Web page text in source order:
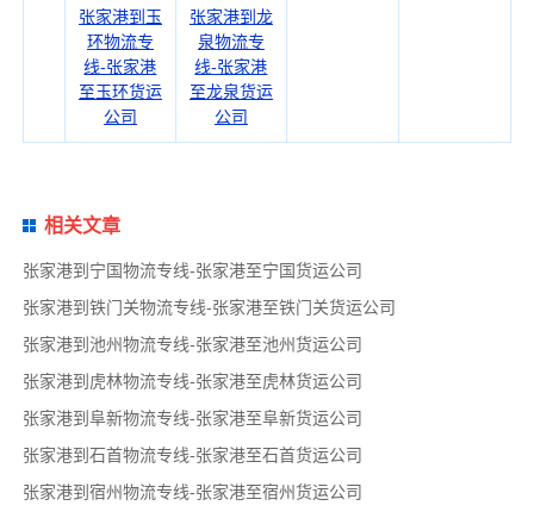
张家港到玉
环物流专
线-张家港
至玉环货运
公司
张家港到龙
泉物流专
线-张家港
至龙泉货运
公司
相关文章
张家港到宁国物流专线-张家港至宁国货运公司
张家港到铁门关物流专线-张家港至铁门关货运公司
张家港到池州物流专线-张家港至池州货运公司
张家港到虎林物流专线-张家港至虎林货运公司
张家港到阜新物流专线-张家港至阜新货运公司
张家港到石首物流专线-张家港至石首货运公司
张家港到宿州物流专线-张家港至宿州货运公司